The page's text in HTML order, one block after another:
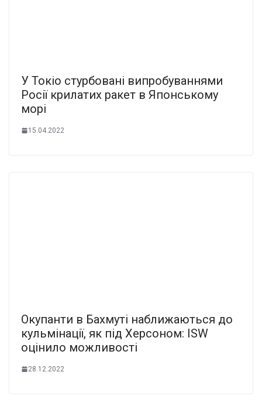
У Токіо стурбовані випробуваннями
Росії крилатих ракет в Японському
морі
15.04.2022
Окупанти в Бахмуті наближаються до
кульмінації, як під Херсоном: ISW
оцінило можливості
28.12.2022